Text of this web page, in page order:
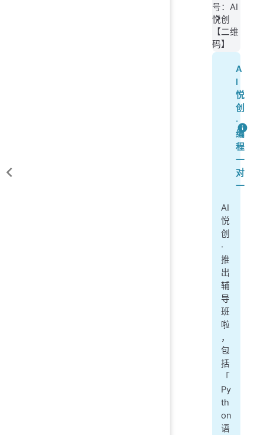
号：AI
悦创
【二维
码】
A
I
悦
创
·
编
程
一
对
一
AI
悦
创
·
推
出
辅
导
班
啦
，
包
括
「
Py
th
on
语